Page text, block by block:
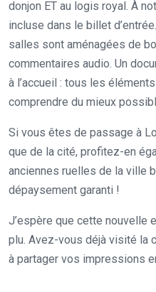
donjon ET au logis royal. À
incluse dans le billet
salles sont aménagées de
commentaires audio. Un
à l’accueil : tous les
comprendre du mieux
Si vous êtes de passage à
que de la cité, profitez-en
anciennes ruelles de la ville
dépaysement garanti !
J’espère que cette nouvelle
plu. Avez-vous déjà visité la
à partager vos impressions